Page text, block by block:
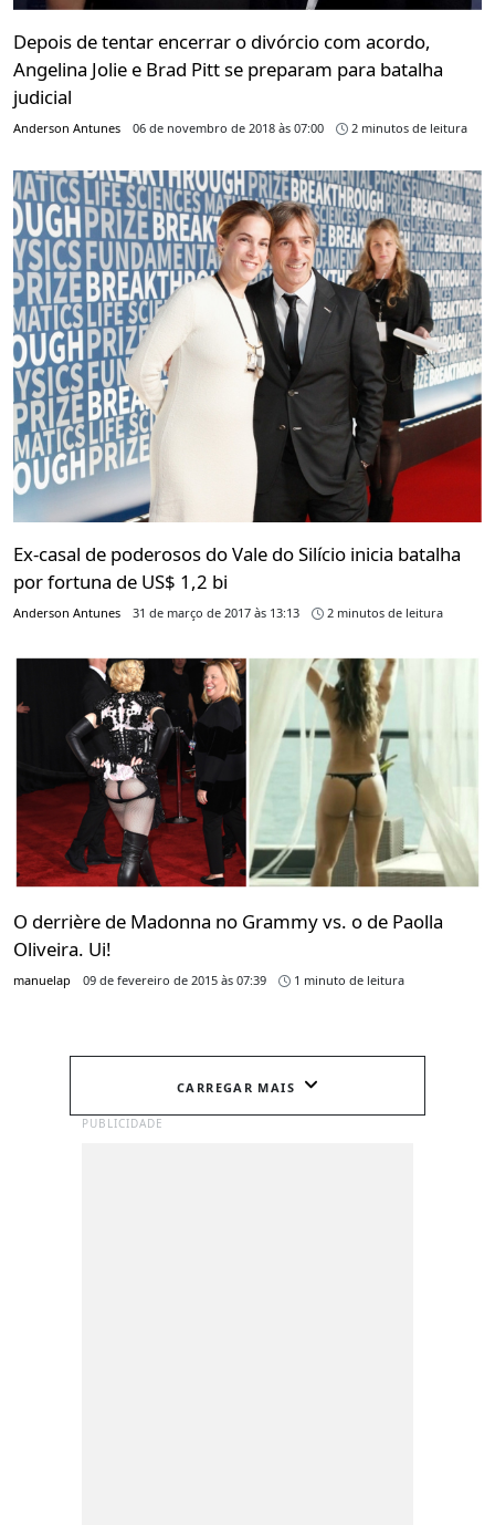
Depois de tentar encerrar o divórcio com acordo,
Angelina Jolie e Brad Pitt se preparam para batalha
judicial
Anderson Antunes 06 de novembro de 2018 às 07:00 2 minutos de leitura
Ex-casal de poderosos do Vale do Silício inicia batalha
por fortuna de US$ 1,2 bi
Anderson Antunes 31 de março de 2017 às 13:13 2 minutos de leitura
O derrière de Madonna no Grammy vs. o de Paolla
Oliveira. Ui!
manuelap 09 de fevereiro de 2015 às 07:39 1 minuto de leitura
CARREGAR MAIS
PUBLICIDADE